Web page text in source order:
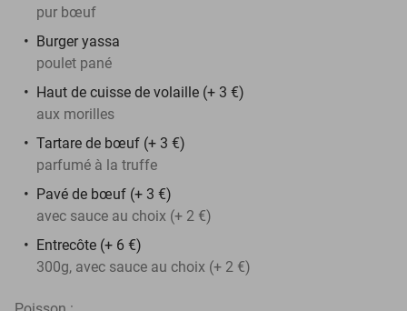
pur bœuf
Burger yassa
poulet pané
Haut de cuisse de volaille (+ 3 €)
aux morilles
Tartare de bœuf (+ 3 €)
parfumé à la truffe
Pavé de bœuf (+ 3 €)
avec sauce au choix (+ 2 €)
Entrecôte (+ 6 €)
300g, avec sauce au choix (+ 2 €)